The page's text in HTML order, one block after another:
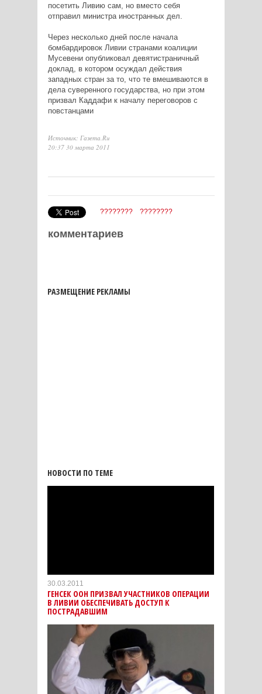
посетить Ливию сам, но вместо себя
отправил министра иностранных дел.
Через несколько дней после начала
бомбардировок Ливии странами коалиции
Мусевени опубликовал девятистраничный
доклад, в котором осуждал действия
западных стран за то, что те вмешиваются в
дела суверенного государства, но при этом
призвал Каддафи к началу переговоров с
повстанцами
Источник: Газета.Ru
20:37 30 марта 2011
???????? ????????
комментариев
РАЗМЕЩЕНИЕ РЕКЛАМЫ
НОВОСТИ ПО ТЕМЕ
30.03.2011
ГЕНСЕК ООН ПРИЗВАЛ УЧАСТНИКОВ ОПЕРАЦИИ
В ЛИВИИ ОБЕСПЕЧИВАТЬ ДОСТУП К
ПОСТРАДАВШИМ